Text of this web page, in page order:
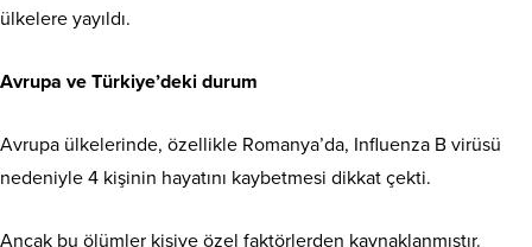
ülkelere yayıldı.
Avrupa ve Türkiye’deki durum
Avrupa ülkelerinde, özellikle Romanya’da, Influenza B virüsü
nedeniyle 4 kişinin hayatını kaybetmesi dikkat çekti.
Ancak bu ölümler kişiye özel faktörlerden kaynaklanmıştır.